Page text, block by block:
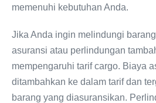
memenuhi kebutuhan Anda.
Jika Anda ingin melindungi
asuransi atau perlindungan
mempengaruhi tarif cargo. Biaya
ditambahkan ke dalam tarif dan
barang yang diasuransikan.